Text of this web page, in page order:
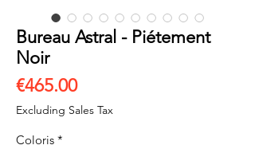
Bureau Astral - Piétement
Noir
€465.00Price
Excluding Sales Tax
Coloris *